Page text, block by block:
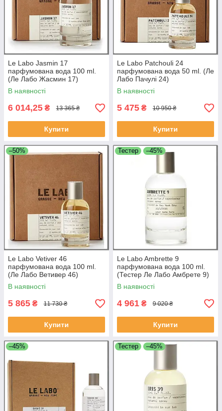
Le Labo Jasmin 17
парфумована вода 100 ml.
(Ле Лабо Жасмин 17)
В наявності
6 014,25 ₴ 13 365 ₴
Купити
Le Labo Patchouli 24
парфумована вода 50 ml. (Ле
Лабо Пачулі 24)
В наявності
5 475 ₴ 10 950 ₴
Купити
–50%
Le Labo Vetiver 46
парфумована вода 100 ml.
(Ле Лабо Ветивер 46)
В наявності
5 865 ₴ 11 730 ₴
Купити
Тестер –45%
Le Labo Ambrette 9
парфумована вода 100 ml.
(Тестер Ле Лабо Амбрете 9)
В наявності
4 961 ₴ 9 020 ₴
Купити
–45% Тестер –45%